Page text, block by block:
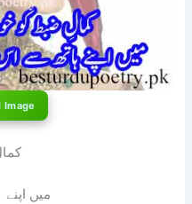
Image
میں